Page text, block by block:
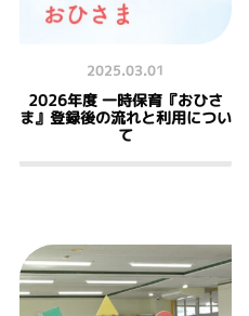
2025.03.01
2026年度 一時保育『おひさ
ま』登録後の流れと利用につい
て